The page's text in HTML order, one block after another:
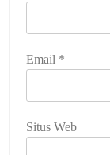
Email *
Situs Web